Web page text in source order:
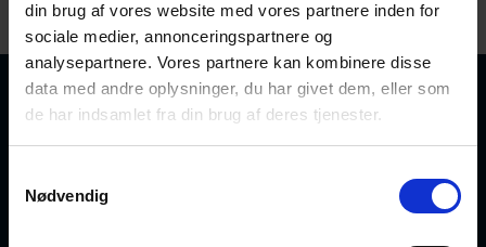
din brug af vores website med vores partnere inden for
sociale medier, annonceringspartnere og
analysepartnere. Vores partnere kan kombinere disse
data med andre oplysninger, du har givet dem, eller som
de har indsamlet fra din brug af deres tjenester.
Nødvendig
Om os
DK-6854 Henne Strand